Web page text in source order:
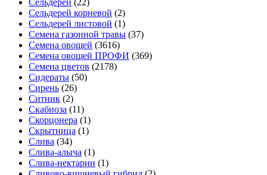
Сельдерей (22)
Сельдерей корневой (2)
Сельдерей листовой (1)
Семена газонной травы (37)
Семена овощей (3616)
Семена овощей ПРОФИ (369)
Семена цветов (2178)
Сидераты (50)
Сирень (26)
Ситник (2)
Скабиоза (11)
Скорцонера (1)
Скрытница (1)
Слива (34)
Слива-алыча (1)
Слива-нектарин (1)